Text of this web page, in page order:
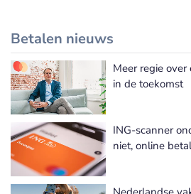
Betalen nieuws
Meer regie
in de toekomst
ING-scanner
niet, online